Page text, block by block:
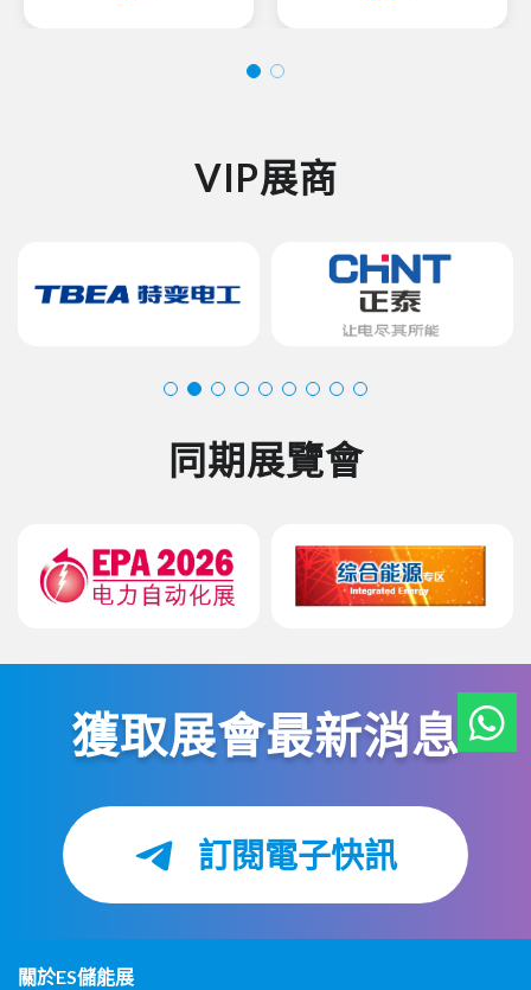
VIP展商
同期展覽會
獲取展會最新消息
訂閱電子快訊
關於ES儲能展